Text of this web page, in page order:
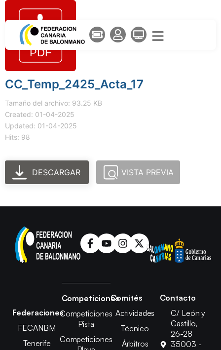
CC_Temp_2425_Acta_17
Tamaño del archivo: 93.25 KB
Created: 01-04-2025
Updated: 01-04-2025
Hits: 98
DESCARGAR VISTA PREVIA
Federaciones
FECANBM
Tenerife
Competiciones
Competiciones
Pista
Competiciones
Comités
Actividades
Técnico
Árbitros
Contacto
C/ León y
Castillo,
26-28
35003 -